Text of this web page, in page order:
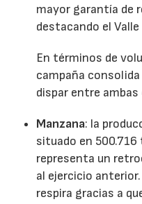
mayor garantía de
destacando el Valle
En términos de
campaña
dispar entre ambas
Manzana: la
situado en 500.716
representa un
al ejercicio
respira gracias a